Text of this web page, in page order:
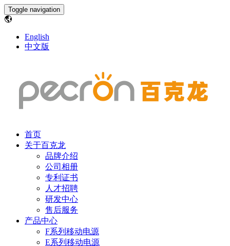
Toggle navigation
English
中文版
首页
关于百克龙
品牌介绍
公司相册
专利证书
人才招聘
研发中心
售后服务
产品中心
F系列移动电源
E系列移动电源